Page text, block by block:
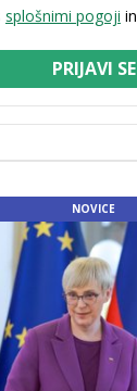
splošnimi pogoji in
PRIJAVI SE
NOVICE